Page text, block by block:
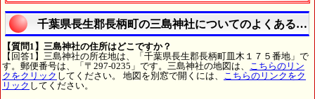
千葉県長生郡長柄町の三島神社についてのよくある質
【質問1】三島神社の住所はどこですか？
【回答1】三島神社の所在地は、「千葉県長生郡長柄町皿木１７５番地」で
す。郵便番号は、「〒297-0235」です。三島神社の地図は、 こちらのリン
クをクリック してください。 地図を別窓で開くには、 こちらのリンクをク
リック してください。